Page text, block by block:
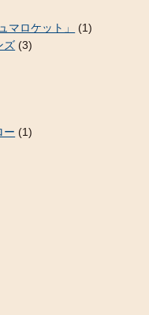
マロケット」
(1)
ズ (3)
ー (1)